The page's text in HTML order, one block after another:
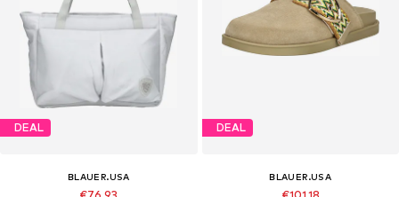
DEAL
BLAUER.USA
DEAL
BLAUER.USA